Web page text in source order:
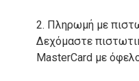
2. Πληρωμή με
Δεχόμαστε
MasterCard με